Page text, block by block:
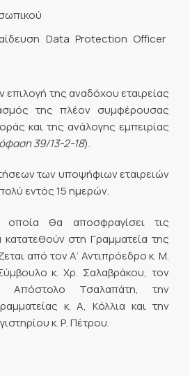
Data Protection Officer
επιλογή της αναδόχου εταιρείας
της πλέον συμφέρουσας
και της ανάλογης εμπειρίας
39/13-2-18).
των υποψήφιων εταιρειών
εντός 15 ημερών.
θα αποσφραγίσει τις
στη Γραμματεία της
από τον Α’ Αντιπρόεδρο κ. Μ.
κ. Χρ. Σαλαβράκου, τον
Απόστολο Τσαλαπάτη, την
κ. Α, Κόλλια και την
κ. Ρ. Πέτρου.